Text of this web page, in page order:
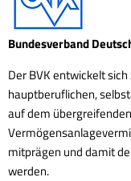
Bundesverband
Der BVK entwickelt
hauptberuflichen,
auf dem
mitprägen und damit
werden.